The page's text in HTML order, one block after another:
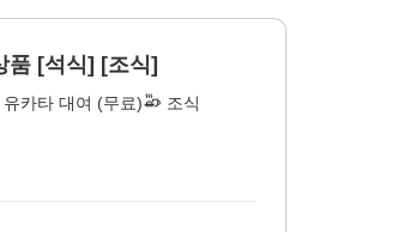
품 [석식] [조식]
유카타 대여 (무료)
조식